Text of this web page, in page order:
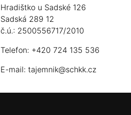
Hradištko u Sadské 126
Sadská 289 12
č.ú.: 2500556717/2010
Telefon: +420 724 135 536
E-mail: tajemnik@schkk.cz